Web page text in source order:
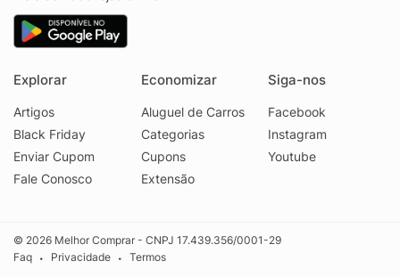
Explorar
Artigos
Black Friday
Enviar Cupom
Fale Conosco
Economizar
Aluguel de Carros
Categorias
Cupons
Extensão
Siga-nos
Facebook
Instagram
Youtube
© 2026 Melhor Comprar - CNPJ 17.439.356/0001-29
Faq
• Privacidade • Termos